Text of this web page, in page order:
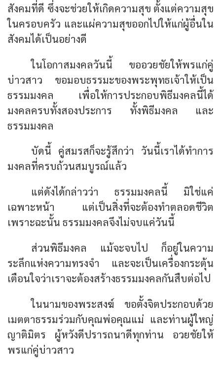
สังคมที่ดี ซึ่งจะช่วยให้เกิดความสุข ตั้งแต่ความสุข
ในครอบครัว และแผ่ความสุขออกไปให้แก่ผู้อื่นใน
สังคมได้เป็นอย่างดี
ในโอกาสมงคลวันนี้ ขออวยชัยให้พรแก่คู่
บ่าวสาว ขอมอบธรรมะของพระพุทธเจ้าให้เป็น
ธรรมมงคล เพื่อให้การประกอบพิธีมงคลนี้ได้
มงคลครบทั้งสองประการ ทั้งพิธีมงคล และ
ธรรมมงคล
บัดนี้ คู่สมรสก็จะรู้สึกว่า วันนี้เราได้ทำการ
มงคลที่ครบถ้วนสมบูรณ์แล้ว
แต่ดังได้กล่าวว่า ธรรมมงคลนี้ มิใช่แค่
เฉพาะหน้า แต่เป็นสิ่งที่จะต้องทำตลอดชีวิต
เพราะฉะนั้น ธรรมมงคลจึงไม่จบแค่วันนี้
ส่วนพิธีมงคล แม้จะจบไป ก็อยู่ในความ
ระลึกแห่งความทรงจำ และจะเป็นเครื่องกระตุ้น
เตือนใจว่าเราจะต้องสร้างธรรมมงคลกันสืบต่อไป
ในนามของพระสงฆ์ ขอตั้งจิตประกอบด้วย
เมตตาธรรมร่วมกับคุณพ่อคุณแม่ และท่านผู้ใหญ่
ญาติมิตร ผู้หวังดีปรารถนาดีทุกท่าน อวยชัยให้
พรแก่คู่บ่าวสาว